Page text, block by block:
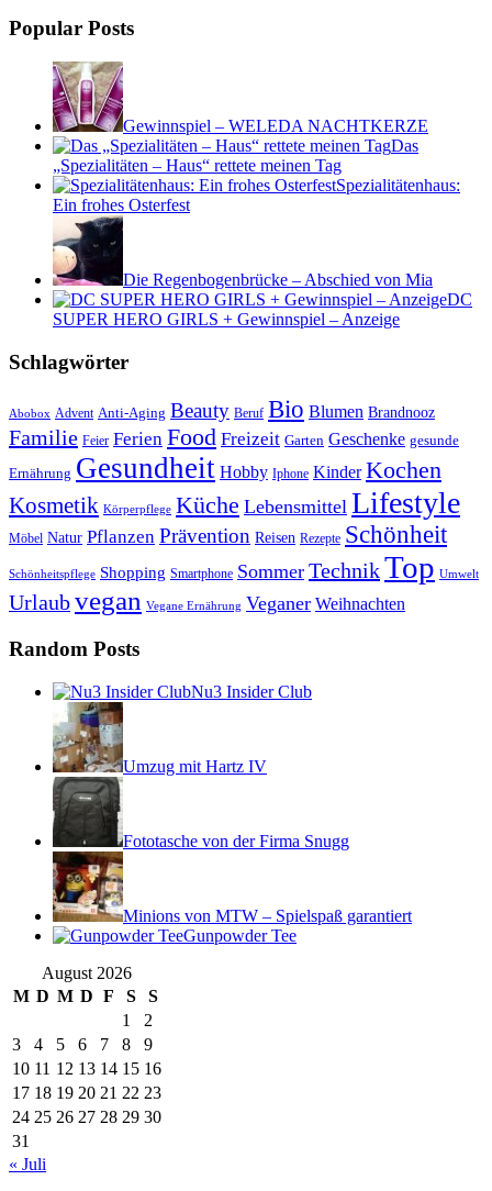
Popular Posts
Gewinnspiel – WELEDA NACHTKERZE
Das
„Spezialitäten – Haus“ rettete meinen Tag
Spezialitätenhaus:
Ein frohes Osterfest
Die Regenbogenbrücke – Abschied von Mia
DC
SUPER HERO GIRLS + Gewinnspiel – Anzeige
Schlagwörter
Abobox Advent Anti-Aging Beauty Beruf Bio Blumen Brandnooz
Familie Feier Ferien Food Freizeit Garten Geschenke gesunde
Ernährung Gesundheit Hobby Iphone Kinder Kochen
Kosmetik Körperpflege Küche Lebensmittel Lifestyle
Möbel Natur Pflanzen Prävention Reisen Rezepte Schönheit
Schönheitspflege Shopping Smartphone Sommer TechnikTop Umwelt
Urlaubvegan Vegane Ernährung Veganer Weihnachten
Random Posts
Nu3 Insider Club
Umzug mit Hartz IV
Fototasche von der Firma Snugg
Minions von MTW – Spielspaß garantiert
Gunpowder Tee
August 2026
M D M D F S
S
1
2
3
4 5 6 7 8
9
10 11 12 13 14 15 16
17 18 19 20 21 22 23
24 25 26 27 28 29 30
31
« Juli